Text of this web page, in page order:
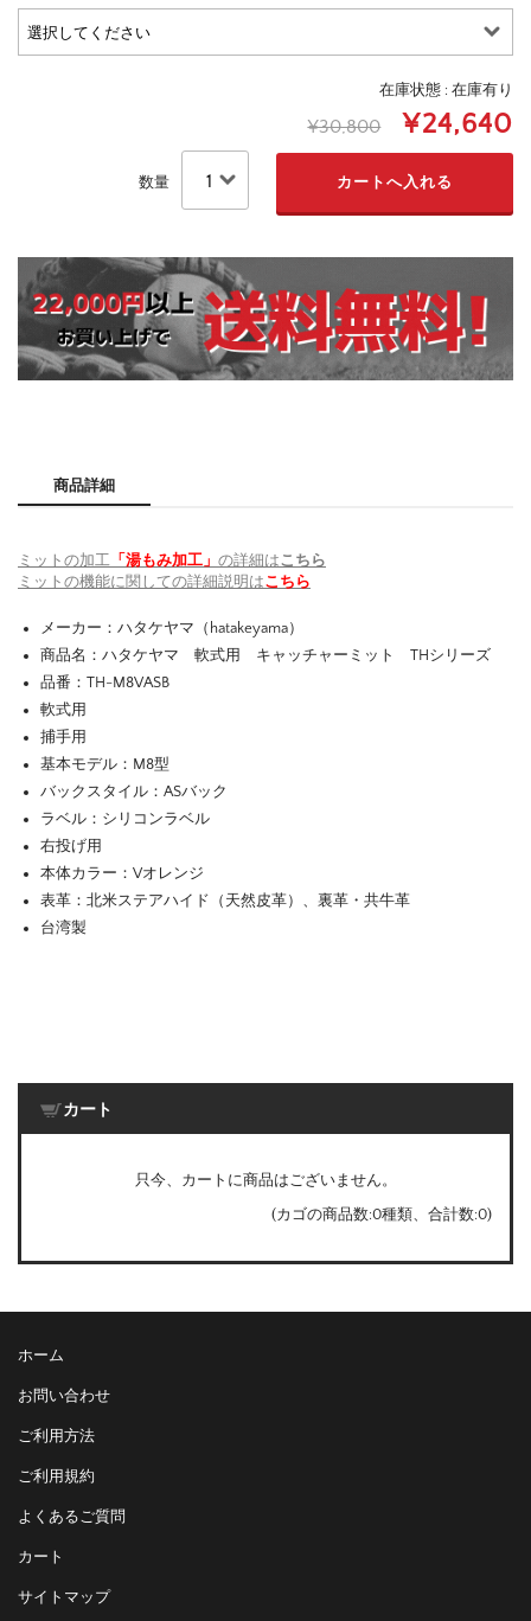
在庫状態 : 在庫有り
¥30,800 ¥24,640
数量
商品詳細
ミットの加工 「湯もみ加工」 の詳細はこちら
ミットの機能に関しての詳細説明はこちら
メーカー：ハタケヤマ（hatakeyama）
商品名：ハタケヤマ 軟式用 キャッチャーミット THシリーズ
品番：TH-M8VASB
軟式用
捕手用
基本モデル：M8型
バックスタイル：ASバック
ラベル：シリコンラベル
右投げ用
本体カラー：Vオレンジ
表革：北米ステアハイド（天然皮革）、裏革・共牛革
台湾製
カート
只今、カートに商品はございません。
(カゴの商品数:0種類、合計数:0)
ホーム
お問い合わせ
ご利用方法
ご利用規約
よくあるご質問
カート
サイトマップ